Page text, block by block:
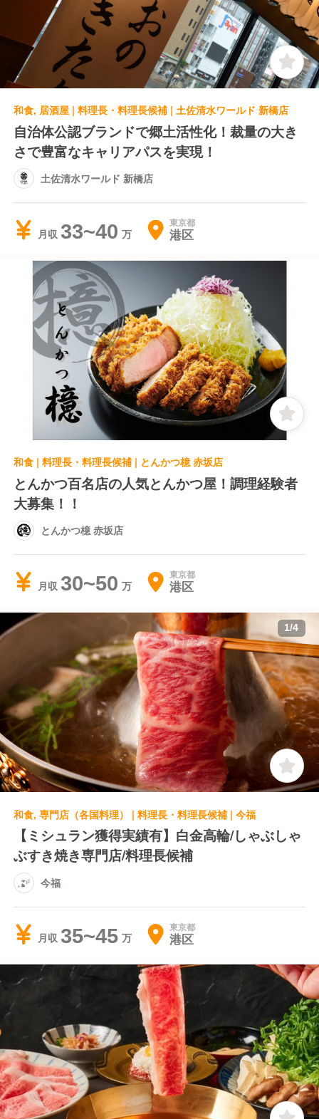
和食, 居酒屋 | 料理長・料理長候補 | 土佐清水ワールド 新橋店
自治体公認ブランドで郷土活性化！裁量の大き
さで豊富なキャリアパスを実現！
土佐清水ワールド 新橋店
月収 33~40 東京都
港区
和食 | 料理長・料理長候補 | とんかつ檍 赤坂店
とんかつ百名店の人気とんかつ屋！調理経験者
大募集！！
とんかつ檍 赤坂店
月収 30~50 東京都
港区
1/4
和食, 専門店（各国料理） | 料理長・料理長候補 | 今福
【ミシュラン獲得実績有】白金高輪/しゃぶしゃ
ぶすき焼き専門店/料理長候補
今福
月収 35~45 東京都
港区